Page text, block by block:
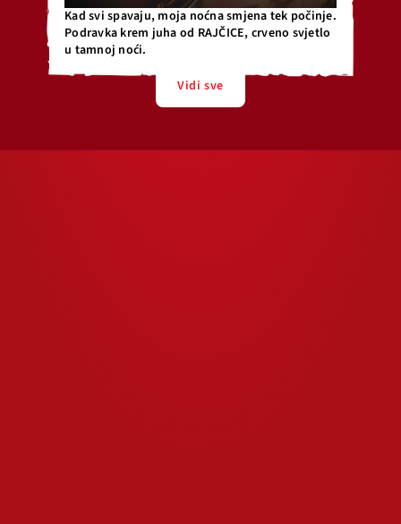
Kad svi spavaju, moja noćna smjena tek počinje.
Podravka krem juha od RAJČICE, crveno svjetlo
u tamnoj noći.
Vidi sve